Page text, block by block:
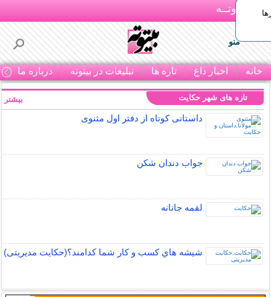
بـیتوتــه
منو
خانه اخبار داغ تازه ها تبلیغات در بیتوته درباره ما
تازه های شهر حکایت
داستانی کوتاه از دفتر اول مثنوی
جواب دندان شکن
لقمه جانانه
شيشه هاي كسب و كار شما كدامند؟(حکایت مدیریتی)
بیشتر